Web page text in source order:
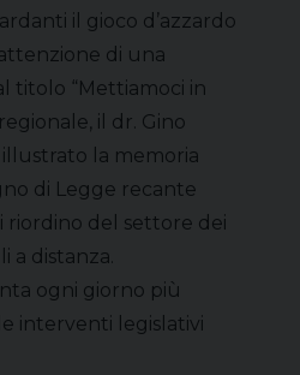
il gioco d’azzardo
di una
titolo “Mettiamoci in
il dr. Gino
la memoria
di Legge recante
riordino del settore dei
a distanza.
ogni giorno più
interventi legislativi